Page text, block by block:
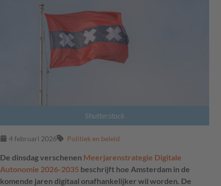
Shutterstock
4 februari 2026 Politiek en beleid
De dinsdag verschenen Meerjarenstrategie Digitale
Autonomie 2026-2035 beschrijft hoe Amsterdam in de
komende jaren digitaal onafhankelijker wil worden. De